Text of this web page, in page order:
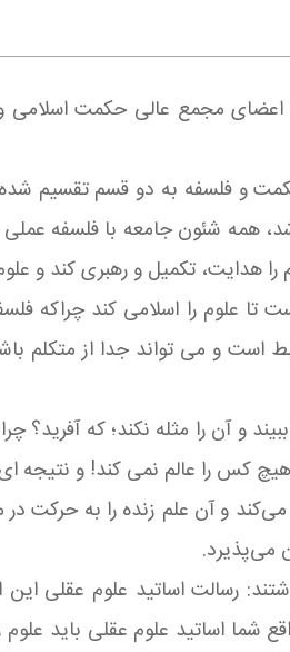
مجمع عالی حکمت اسلامی
و فلسفه به دو قسم تقسیم
شئون جامعه با فلسفه عملی
تکمیل و رهبری کند و
علوم را اسلامی کند چراکه
است و می تواند جدا از متکلم
آن را مثله نکند؛ که آفرید؟
هیچ کس را عالم نمی کند! و
می‌کند و آن علم زنده را به
می‌پذیرد.
رسالت اساتید علوم
شما اساتید علوم عقلی باید